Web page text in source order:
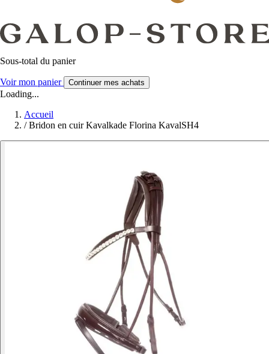
Sous-total du panier
Voir mon panier Continuer mes achats
Loading...
Accueil
/ Bridon en cuir Kavalkade Florina KavalSH4